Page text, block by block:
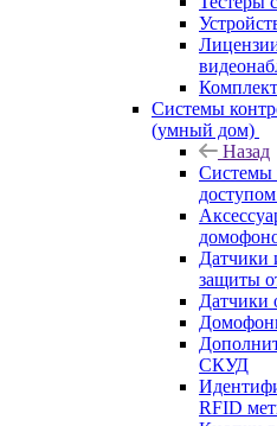
Системы
(умный дом)
Назад
Системы
Датчики
защиты
Датчики
СКУД
RFID